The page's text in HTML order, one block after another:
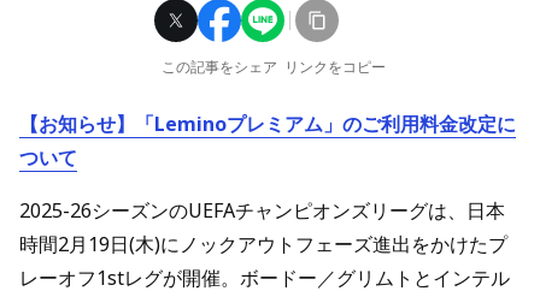
この記事をシェア リンクをコピー
【お知らせ】「Leminoプレミアム」のご利用料金改定に
ついて
2025-26シーズンのUEFAチャンピオンズリーグは、日本
時間2月19日(木)にノックアウトフェーズ進出をかけたプ
レーオフ1stレグが開催。ボードー／グリムトとインテル